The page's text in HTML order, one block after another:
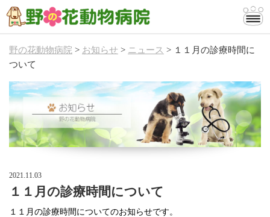
当院のご案内
診療案内
お知らせ
野の花動物病院 > お知らせ > ニュース > １１月の診療時間に
ついて
2021.11.03
１１月の診療時間について
１１月の診療時間についてのお知らせです。